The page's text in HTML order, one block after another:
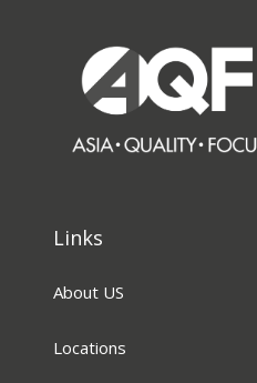
Links
About US
Locations